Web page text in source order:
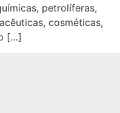
petrolíferas,
cosméticas,
[…]